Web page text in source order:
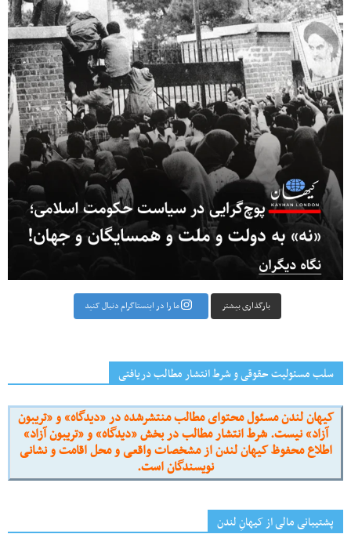
بارگذاری بیشتر ما را در اینستاگرام دنبال کنید
سلب مسئولیت حقوقی و شرط انتشار مطالب دریافتی
کیهان لندن مسئول محتوای مطالب منتشرشده در «دیدگاه» و «تریبون
آزاد» نیست. شرط انتشار مطالب در بخش «دیدگاه» و «تریبون آزاد»
اطلاع محفوظ کیهان لندن از مشخصات واقعی و محل اقامت و نشانی
نویسندگان است.
پشتیبانی مالی از کیهانِ لندن